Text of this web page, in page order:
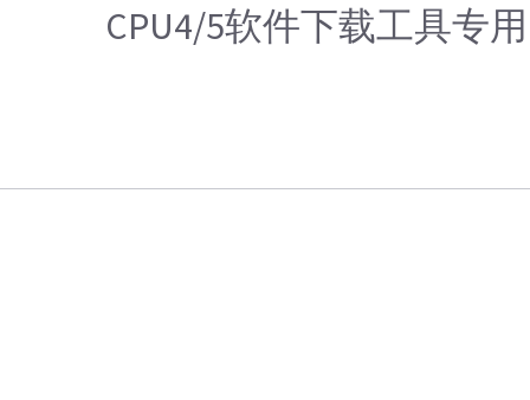
CPU4/5软件下载工具专